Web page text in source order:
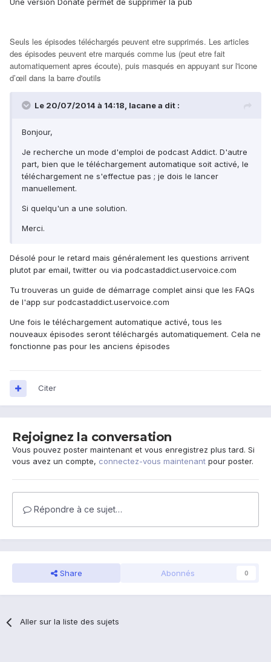
Une version Donate permet de supprimer la pub
Seuls les épisodes téléchargés peuvent etre supprimés. Les articles
des épisodes peuvent etre marqués comme lus (peut etre fait
automatiquement apres écoute), puis masqués en appuyant sur l'icone
d’œil dans la barre d'outils
Le 20/07/2014 à 14:18, lacane a dit :
Bonjour,
Je recherche un mode d'emploi de podcast Addict. D'autre
part, bien que le téléchargement automatique soit activé, le
téléchargement ne s'effectue pas ; je dois le lancer
manuellement.
Si quelqu'un a une solution.
Merci.
Désolé pour le retard mais généralement les questions arrivent
plutot par email, twitter ou via podcastaddict.uservoice.com
Tu trouveras un guide de démarrage complet ainsi que les FAQs
de l'app sur podcastaddict.uservoice.com
Une fois le téléchargement automatique activé, tous les
nouveaux épisodes seront téléchargés automatiquement. Cela ne
fonctionne pas pour les anciens épisodes
Citer
Rejoignez la conversation
Vous pouvez poster maintenant et vous enregistrez plus tard. Si
vous avez un compte, connectez-vous maintenant pour poster.
Répondre à ce sujet…
Share Abonnés 0
Aller sur la liste des sujets